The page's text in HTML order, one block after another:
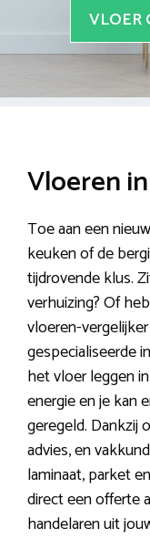
VLOER
Vloeren
Toe aan een
keuken of de
tijdrovende klus.
verhuizing? Of
vloeren-
gespecialiseerde
het vloer leggen
energie en je kan
geregeld. Dankzij
advies, en
laminaat, parket
direct een offerte
handelaren uit